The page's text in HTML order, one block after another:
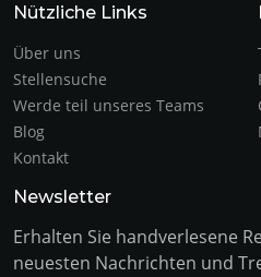
Nützliche Links
Über uns
Stellensuche
Werde teil unseres Teams
Blog
Kontakt
Newsletter
Erhalten Sie handverlesene
neuesten Nachrichten und